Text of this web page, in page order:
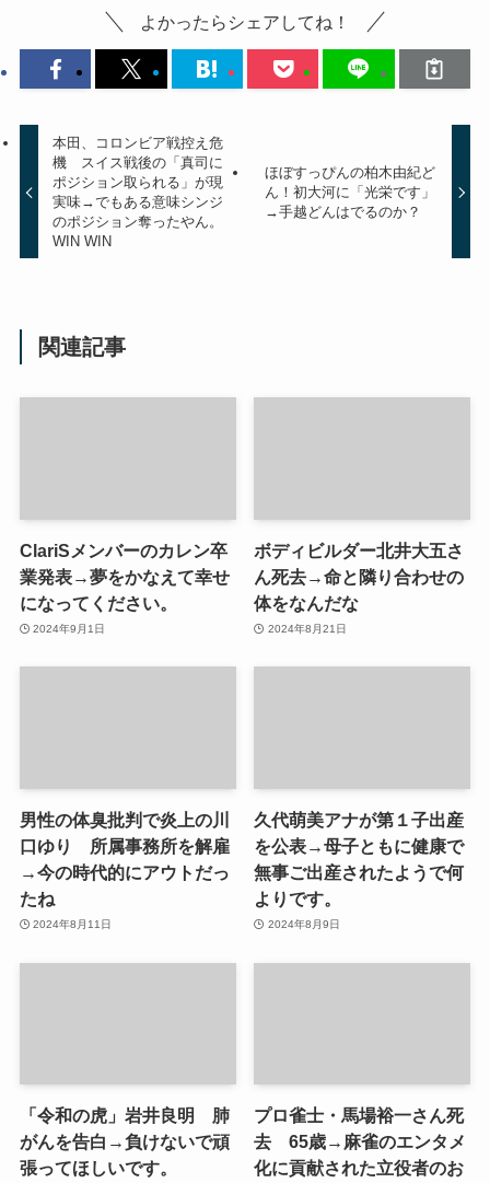
よかったらシェアしてね！
本田、コロンビア戦控え危
機 スイス戦後の「真司に
ポジション取られる」が現
実味→でもある意味シンジ
のポジション奪ったやん。
WIN WIN
ほぼすっぴんの柏木由紀ど
ん！初大河に「光栄です」
→手越どんはでるのか？
関連記事
ClariSメンバーのカレン卒
業発表→夢をかなえて幸せ
になってください。
2024年9月1日
ボディビルダー北井大五さ
ん死去→命と隣り合わせの
体をなんだな
2024年8月21日
男性の体臭批判で炎上の川
口ゆり 所属事務所を解雇
→今の時代的にアウトだっ
たね
2024年8月11日
久代萌美アナが第１子出産
を公表→母子ともに健康で
無事ご出産されたようで何
よりです。
2024年8月9日
「令和の虎」岩井良明 肺
がんを告白→負けないで頑
張ってほしいです。
プロ雀士・馬場裕一さん死
去 65歳→麻雀のエンタメ
化に貢献された立役者のお